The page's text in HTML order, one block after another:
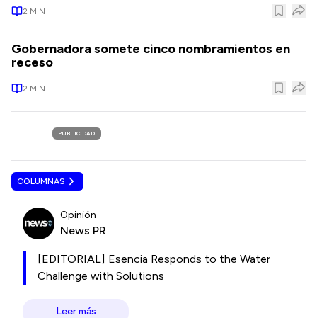
2 MIN
Gobernadora somete cinco nombramientos en
receso
2 MIN
PUBLICIDAD
COLUMNAS
Opinión
News PR
[EDITORIAL] Esencia Responds to the Water
Challenge with Solutions
Leer más